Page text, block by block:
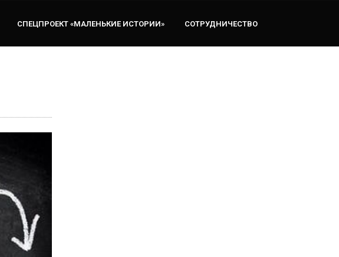
СПЕЦПРОЕКТ «МАЛЕНЬКИЕ ИСТОРИИ» СОТРУДНИЧЕСТВО